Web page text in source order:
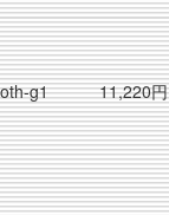
oth-g1 11,220円